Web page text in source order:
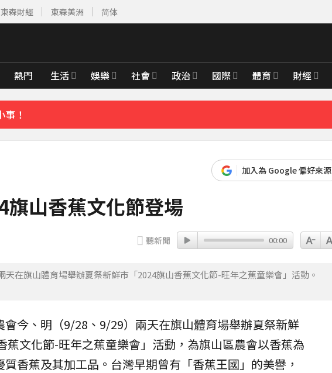
東森財經 東森美洲 简体
熱門 生活 娛樂 社會 政治 國際 體育 財經
接吻」白家綺急拱放閃
！
90歲
18分鐘前
加入為 Google 偏好來源
旗山香蕉文化節登場
聽新聞 00:00
在旗山體育場舉辦夏祭新鮮市「2024旗山香蕉文化節-旺年之蕉童樂會」活動。
會今、明（9/28、9/29）兩天在旗山體育場舉辦夏祭新鮮
蕉文化節-旺年之蕉童樂會」活動，為旗山區農會以香蕉為
質香蕉及其加工品。台灣早期曾有「香蕉王國 」的美譽，